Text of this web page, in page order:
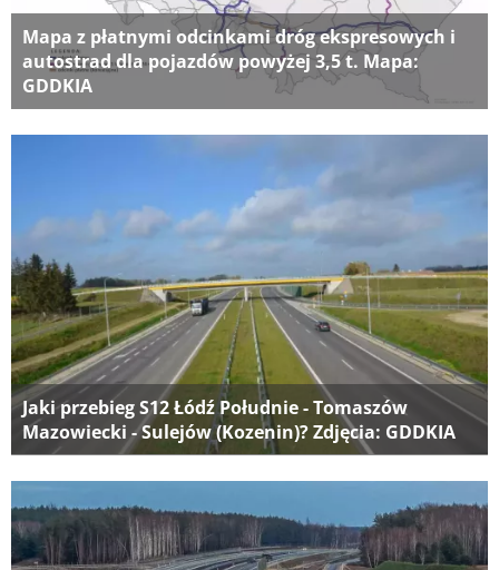
Mapa z płatnymi odcinkami dróg ekspresowych i
autostrad dla pojazdów powyżej 3,5 t. Mapa:
GDDKIA
Jaki przebieg S12 Łódź Południe - Tomaszów
Mazowiecki - Sulejów (Kozenin)? Zdjęcia: GDDKIA